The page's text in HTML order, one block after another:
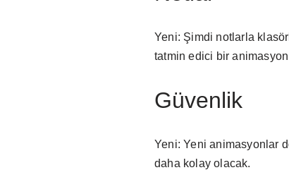
Yeni: Şimdi notlarla
tatmin edici bir
Güvenlik
Yeni: Yeni animasyonlar
daha kolay olacak.